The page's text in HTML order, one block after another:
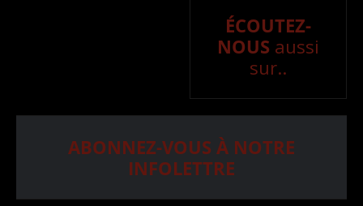
ÉCOUTEZ-
NOUS aussi
sur..
ABONNEZ-VOUS À NOTRE
INFOLETTRE